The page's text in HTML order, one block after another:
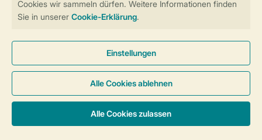
Weitere Informationen und Einstellungen
Allgemeine Bedingungen Impressum
Cookies und Banner
Barrierefreiheit